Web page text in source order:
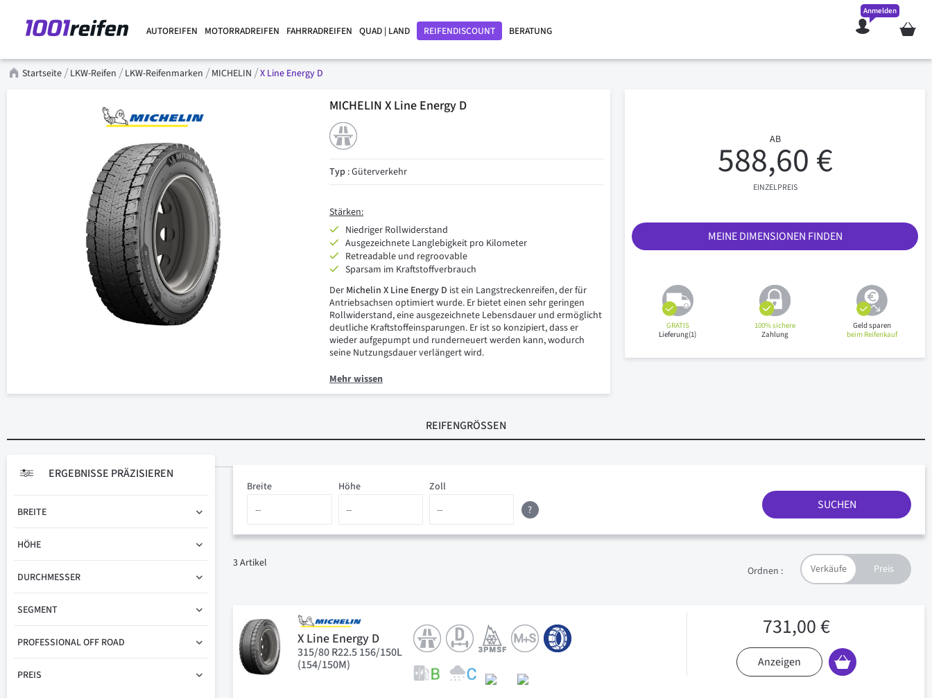
AUTOREIFEN MOTORRADREIFEN FAHRRADREIFEN QUAD | LAND REIFENDISCOUNT BERATUNG Mein
Anmelden
Startseite LKW-Reifen LKW-Reifenmarken MICHELIN X Line Energy D
MICHELIN X Line Energy D
Typ: Güterverkehr
Stärken:
Niedriger Rollwiderstand
Ausgezeichnete Langlebigkeit pro Kilometer
Retreadable und regroovable
Sparsam im Kraftstoffverbrauch
Der Michelin X Line Energy D ist ein Langstreckenreifen, der für
Antriebsachsen optimiert wurde. Er bietet einen sehr geringen
Rollwiderstand, eine ausgezeichnete Lebensdauer und ermöglicht
deutliche Kraftstoffeinsparungen. Er ist so konzipiert, dass er
wieder aufgepumpt und runderneuert werden kann, wodurch
seine Nutzungsdauer verlängert wird.
Mehr wissen
AB
588,60 €
EINZELPREIS
MEINE DIMENSIONEN FINDEN
GRATIS
Lieferung(1)
100% sichere
Zahlung
Geld sparen
beim Reifenkauf
REIFENGRÖSSEN
Zoll
Höhe
Breite
?
SUCHEN
3Artikel
Ordnen :
X Line Energy D
315/80 R22.5 156/150L
(154/150M)
731,00 €
Anzeigen
ERGEBNISSE PRÄZISIEREN
BREITE
HÖHE
DURCHMESSER
SEGMENT
PROFESSIONAL OFF ROAD
PREIS